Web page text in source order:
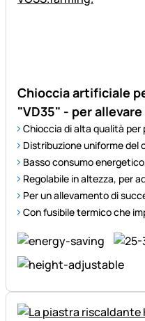
Chioccia artificiale
"VD35" - per
Chioccia di alta qualità per
Distribuzione uniforme del
Basso consumo
Regolabile in altezza, per
Per un allevamento di
Con fusibile termico che